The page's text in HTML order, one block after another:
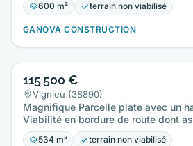
600 m² terrain non viabilisé
GANOVA CONSTRUCTION
115 500 €
Vignieu (38890)
Magnifique Parcelle plate avec un
Viabilité en bordure de route dont
collectif…
534 m² terrain non viabilisé